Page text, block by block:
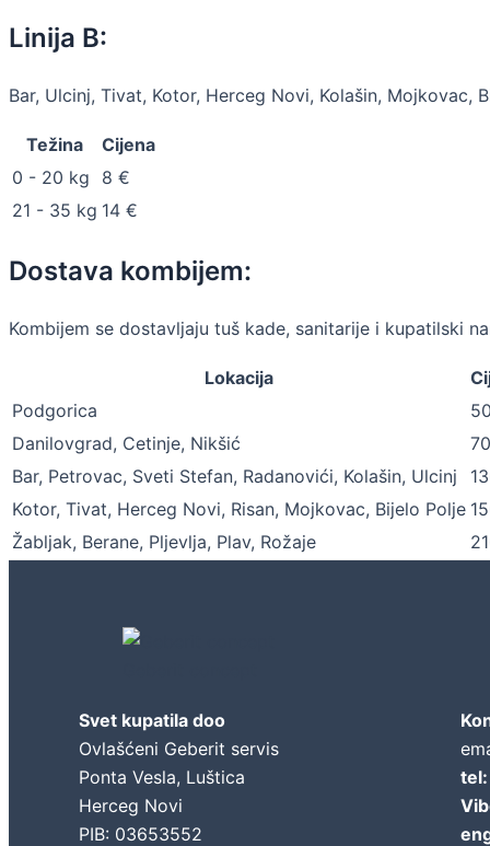
Linija B:
Bar, Ulcinj, Tivat, Kotor, Herceg Novi, Kolašin, Mojkovac,
Težina
Cijena
0 - 20 kg
8 €
21 - 35 kg 14 €
Dostava kombijem:
Kombijem se dostavljaju tuš kade, sanitarije i kupatilski
Lokacija
Podgorica
Danilovgrad, Cetinje, Nikšić
Bar, Petrovac, Sveti Stefan, Radanovići, Kolašin, Ulcinj
Kotor, Tivat, Herceg Novi, Risan, Mojkovac, Bijelo Polje
Žabljak, Berane, Pljevlja, Plav, Rožaje
Svet kupatila doo
Ovlašćeni Geberit servis
Ponta Vesla, Luštica
Herceg Novi
PIB: 03653552
tel: